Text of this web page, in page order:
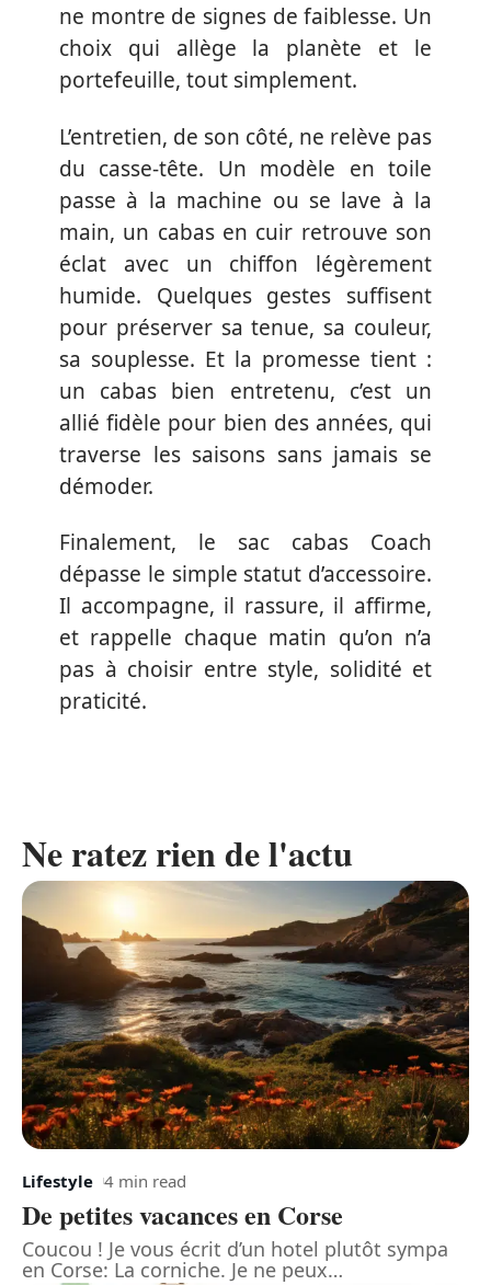
ne montre de signes de faiblesse. Un
choix qui allège la planète et le
portefeuille, tout simplement.
L’entretien, de son côté, ne relève pas
du casse-tête. Un modèle en toile
passe à la machine ou se lave à la
main, un cabas en cuir retrouve son
éclat avec un chiffon légèrement
humide. Quelques gestes suffisent
pour préserver sa tenue, sa couleur,
sa souplesse. Et la promesse tient :
un cabas bien entretenu, c’est un
allié fidèle pour bien des années, qui
traverse les saisons sans jamais se
démoder.
Finalement, le sac cabas Coach
dépasse le simple statut d’accessoire.
Il accompagne, il rassure, il affirme,
et rappelle chaque matin qu’on n’a
pas à choisir entre style, solidité et
praticité.
Ne ratez rien de l'actu
Lifestyle 4 min read
De petites vacances en Corse
Coucou ! Je vous écrit d’un hotel plutôt sympa
en Corse: La corniche. Je ne peux…